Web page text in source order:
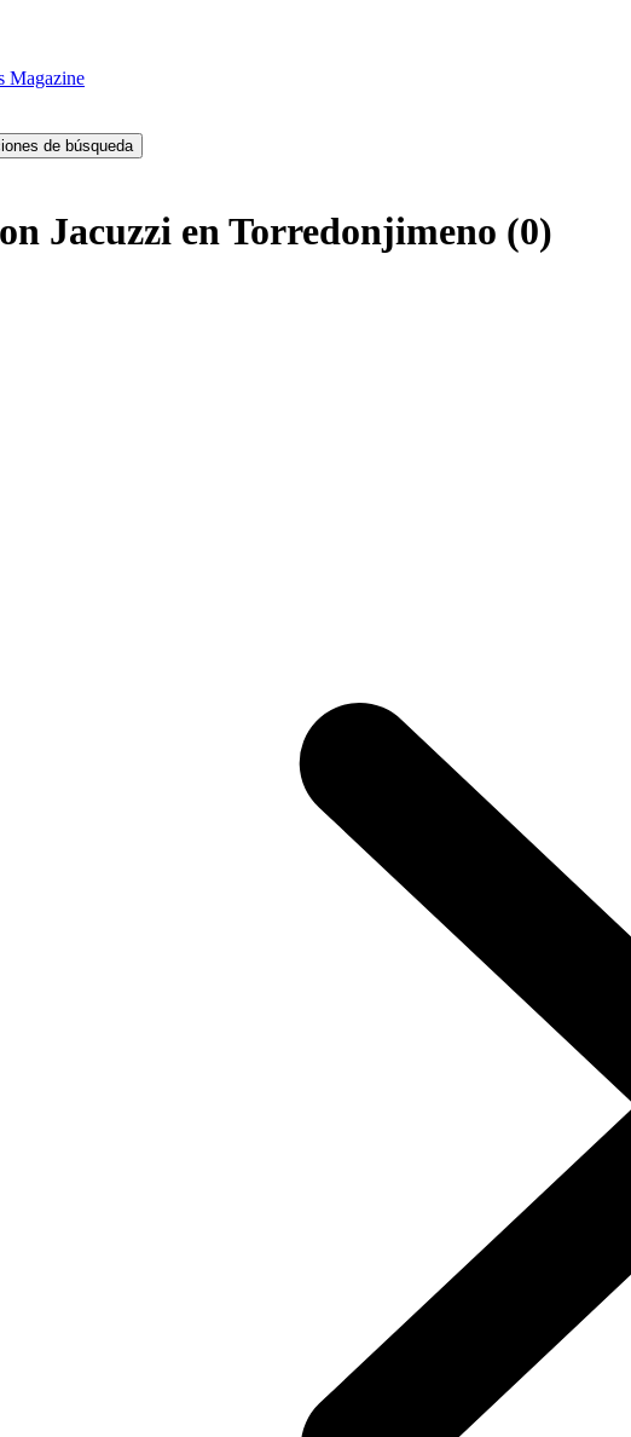
Magazine
de búsqueda
Jacuzzi en Torredonjimeno (0)